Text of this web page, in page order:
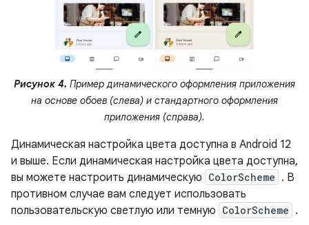
Рисунок 4. Пример динамического оформления приложения
на основе обоев (слева) и стандартного оформления
приложения (справа).
Динамическая настройка цвета доступна в Android 12
и выше. Если динамическая настройка цвета доступна,
вы можете настроить динамическую ColorScheme . В
противном случае вам следует использовать
пользовательскую светлую или темную ColorScheme .